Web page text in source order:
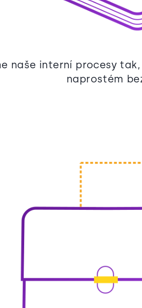
naše interní procesy
naprostém